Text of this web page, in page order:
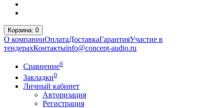
Корзина: 0
О компанииОплатаДоставкаГарантияУчастие в
тендерахКонтактыinfo@concept-audio.ru
Сравнение0
Закладки0
Личный кабинет
Авторизация
Регистрация